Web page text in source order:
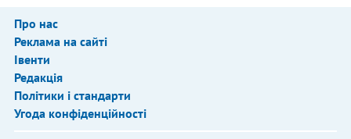
Про нас
Реклама на сайті
Івенти
Редакція
Політики і стандарти
Угода конфіденційності